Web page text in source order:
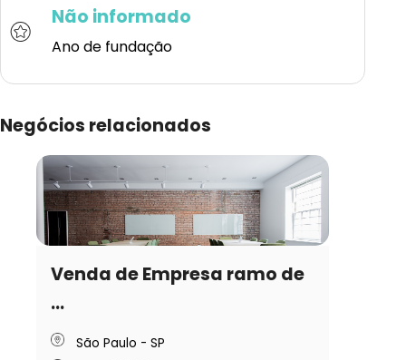
Não informado
Ano de fundação
Negócios relacionados
Venda de Empresa ramo de
...
São Paulo - SP